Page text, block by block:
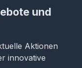
und
Aktionen
innovative